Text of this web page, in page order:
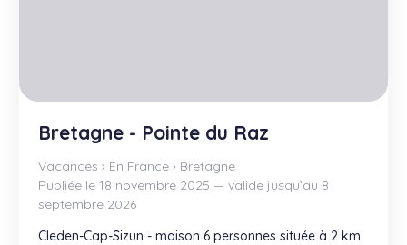
Bretagne - Pointe du Raz
Vacances › En France › Bretagne
Publiée le 18 novembre 2025 — valide jusqu’au 8
septembre 2026
Cleden-Cap-Sizun - maison 6 personnes située à 2 km